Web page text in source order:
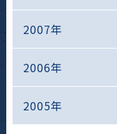
2007年
2006年
2005年